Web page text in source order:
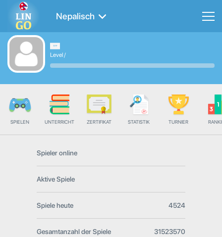
Nepalisch
Level/
SPIELEN UNTERRICHT ZERTIFIKAT STATISTIK TURNIER
Spieler online
Aktive Spiele
Spiele heute 4524
Gesamtanzahl der Spiele 31523570